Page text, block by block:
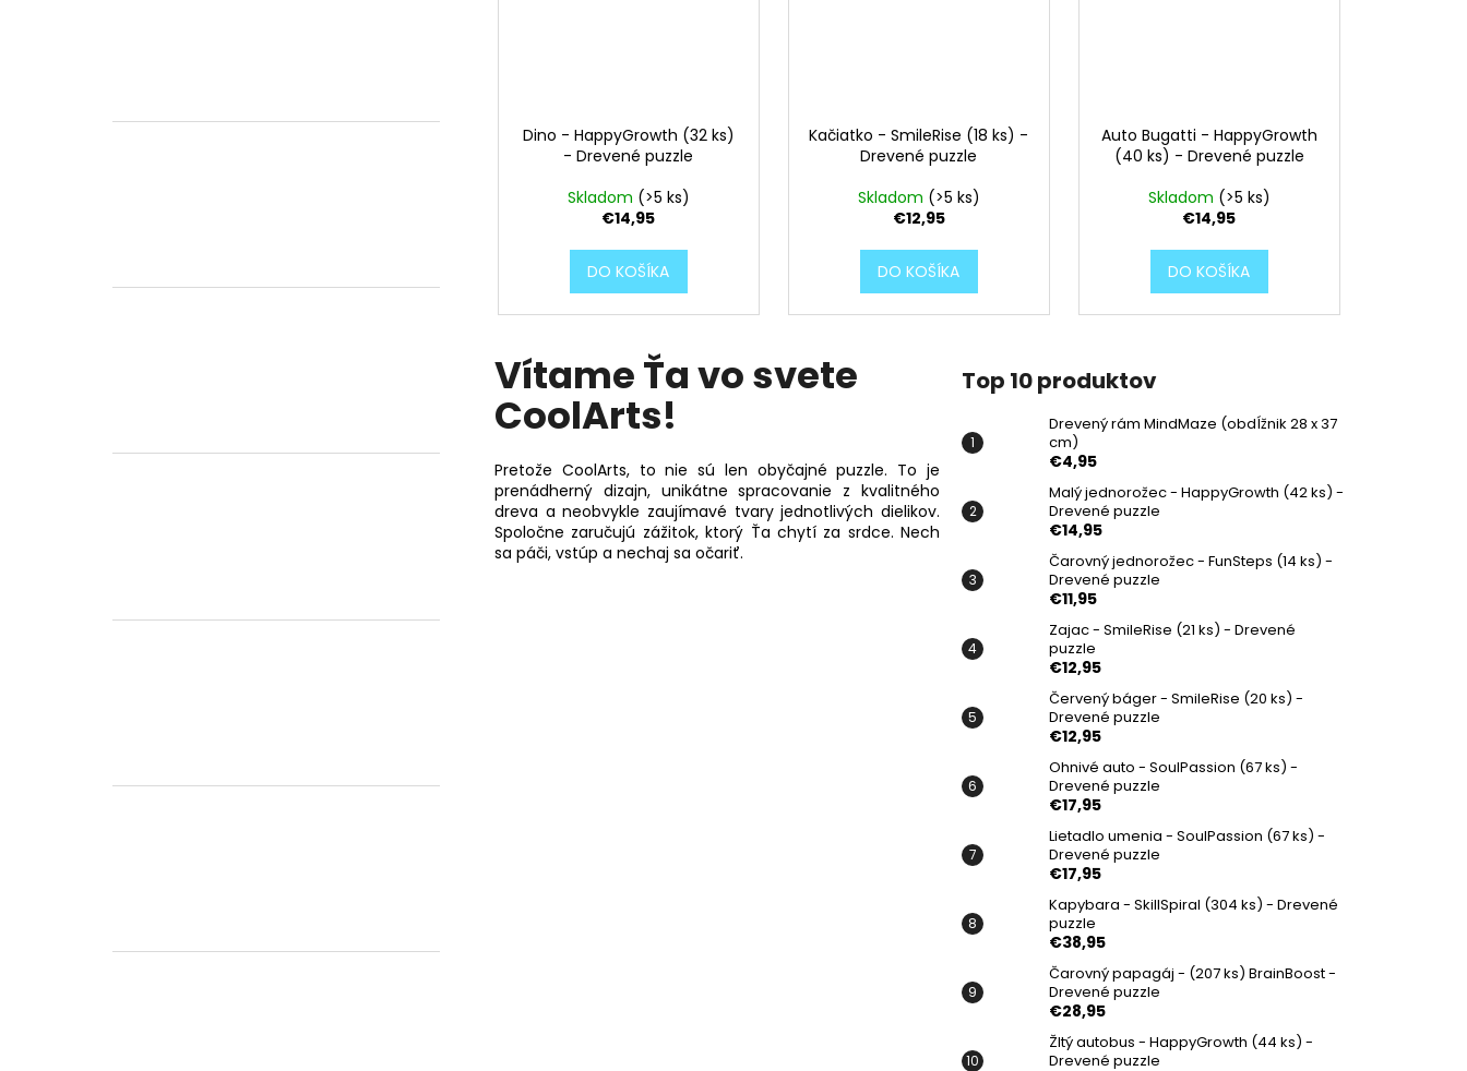
Dino - HappyGrowth (32 ks)
- Drevené puzzle
Skladom (>5 ks)
€14,95
DO KOŠÍKA
Kačiatko - SmileRise (18 ks) -
Drevené puzzle
Skladom (>5 ks)
€12,95
DO KOŠÍKA
Auto Bugatti - HappyGrowth
(40 ks) - Drevené puzzle
Skladom (>5 ks)
€14,95
DO KOŠÍKA
Vítame Ťa vo svete
CoolArts!
Pretože CoolArts, to nie sú len obyčajné puzzle. To je
prenádherný dizajn, unikátne spracovanie z kvalitného
dreva a neobvykle zaujímavé tvary jednotlivých dielikov.
Spoločne zaručujú zážitok, ktorý Ťa chytí za srdce. Nech
sa páči, vstúp a nechaj sa očariť.
Top 10 produktov
Drevený rám MindMaze (obdĺžnik 28 x 37
cm)
€4,95
Malý jednorožec - HappyGrowth (42 ks) -
Drevené puzzle
€14,95
Čarovný jednorožec - FunSteps (14 ks) -
Drevené puzzle
€11,95
Zajac - SmileRise (21 ks) - Drevené
puzzle
€12,95
Červený báger - SmileRise (20 ks) -
Drevené puzzle
€12,95
Ohnivé auto - SoulPassion (67 ks) -
Drevené puzzle
€17,95
Lietadlo umenia - SoulPassion (67 ks) -
Drevené puzzle
€17,95
Kapybara - SkillSpiral (304 ks) - Drevené
puzzle
€38,95
Čarovný papagáj - (207 ks) BrainBoost -
Drevené puzzle
€28,95
Žltý autobus - HappyGrowth (44 ks) -
Drevené puzzle